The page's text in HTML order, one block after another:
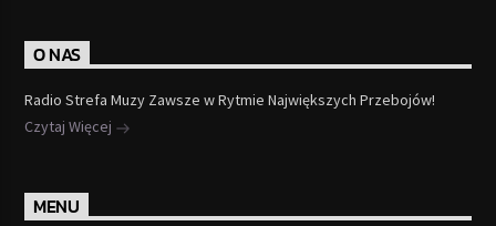
O NAS
Radio Strefa Muzy Zawsze w Rytmie Największych Przebojów!
Czytaj Więcej
MENU